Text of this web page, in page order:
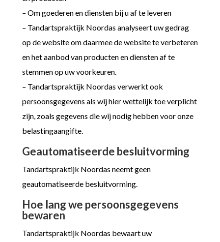
– Om goederen en diensten bij u af te leveren
– Tandartspraktijk Noordas analyseert uw gedrag
op de website om daarmee de website te verbeteren
en het aanbod van producten en diensten af te
stemmen op uw voorkeuren.
– Tandartspraktijk Noordas verwerkt ook
persoonsgegevens als wij hier wettelijk toe verplicht
zijn, zoals gegevens die wij nodig hebben voor onze
belastingaangifte.
Geautomatiseerde besluitvorming
Tandartspraktijk Noordas neemt geen
geautomatiseerde besluitvorming.
Hoe lang we persoonsgegevens
bewaren
Tandartspraktijk Noordas bewaart uw